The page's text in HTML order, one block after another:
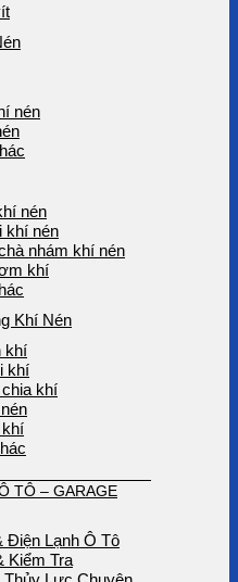
nén
nén
khí nén
nhám khí nén
khí
Khí Nén
khí
khí
chia khí
khí
TÔ – GARAGE
Điện Lạnh Ô Tô
Kiểm Tra